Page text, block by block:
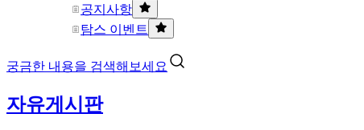
공지사항
탐스 이벤트
궁금한 내용을 검색해보세요
자유게시판